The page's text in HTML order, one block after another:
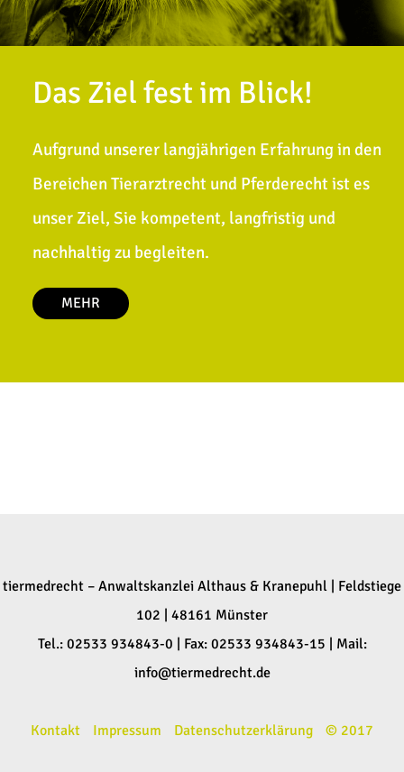
Das Ziel fest im Blick!
Aufgrund unserer langjährigen Erfahrung in den
Bereichen Tierarztrecht und Pferderecht ist es
unser Ziel, Sie kompetent, langfristig und
nachhaltig zu begleiten.
MEHR
tiermedrecht – Anwaltskanzlei Althaus & Kranepuhl | Feldstiege
102 | 48161 Münster
Tel.: 02533 934843-0 | Fax: 02533 934843-15 | Mail:
info@tiermedrecht.de
Kontakt Impressum Datenschutzerklärung © 2017